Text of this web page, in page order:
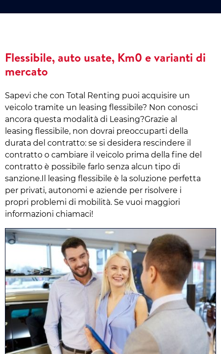
Flessibile, auto usate, Km0 e varianti di
mercato
Sapevi che con Total Renting puoi acquisire un
veicolo tramite un leasing flessibile? Non conosci
ancora questa modalità di Leasing?Grazie al
leasing flessibile, non dovrai preoccuparti della
durata del contratto: se si desidera rescindere il
contratto o cambiare il veicolo prima della fine del
contratto è possibile farlo senza alcun tipo di
sanzione.Il leasing flessibile è la soluzione perfetta
per privati, autonomi e aziende per risolvere i
propri problemi di mobilità. Se vuoi maggiori
informazioni chiamaci!